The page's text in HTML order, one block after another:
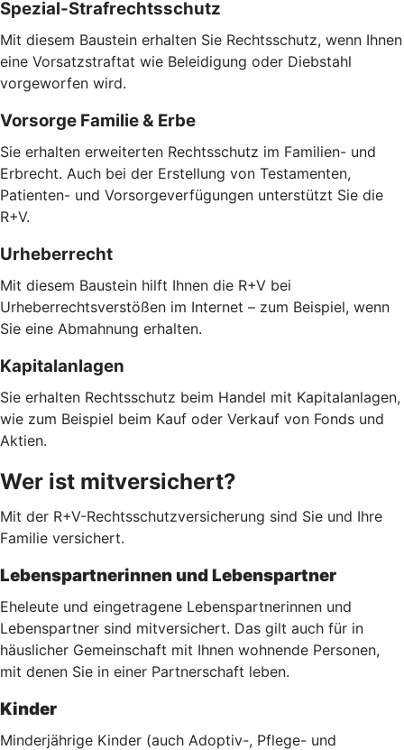
Spezial-Strafrechtsschutz
Mit diesem Baustein erhalten Sie Rechtsschutz, wenn Ihnen
eine Vorsatzstraftat wie Beleidigung oder Diebstahl
vorgeworfen wird.
Vorsorge Familie & Erbe
Sie erhalten erweiterten Rechtsschutz im Familien- und
Erbrecht. Auch bei der Erstellung von Testamenten,
Patienten- und Vorsorgeverfügungen unterstützt Sie die
R+V.
Urheberrecht
Mit diesem Baustein hilft Ihnen die R+V bei
Urheberrechtsverstößen im Internet – zum Beispiel, wenn
Sie eine Abmahnung erhalten.
Kapitalanlagen
Sie erhalten Rechtsschutz beim Handel mit Kapitalanlagen,
wie zum Beispiel beim Kauf oder Verkauf von Fonds und
Aktien.
Wer ist mitversichert?
Mit der R+V-Rechtsschutzversicherung sind Sie und Ihre
Familie versichert.
Lebenspartnerinnen und Lebenspartner
Eheleute und eingetragene Lebenspartnerinnen und
Lebenspartner sind mitversichert. Das gilt auch für in
häuslicher Gemeinschaft mit Ihnen wohnende Personen,
mit denen Sie in einer Partnerschaft leben.
Kinder
Minderjährige Kinder (auch Adoptiv-, Pflege- und